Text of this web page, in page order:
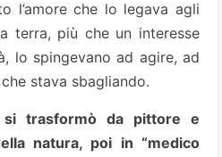
l’amore che lo legava agli
terra, più che un interesse
lo spingevano ad agire, ad
stava sbagliando.
si trasformò da pittore e
natura, poi in “medico